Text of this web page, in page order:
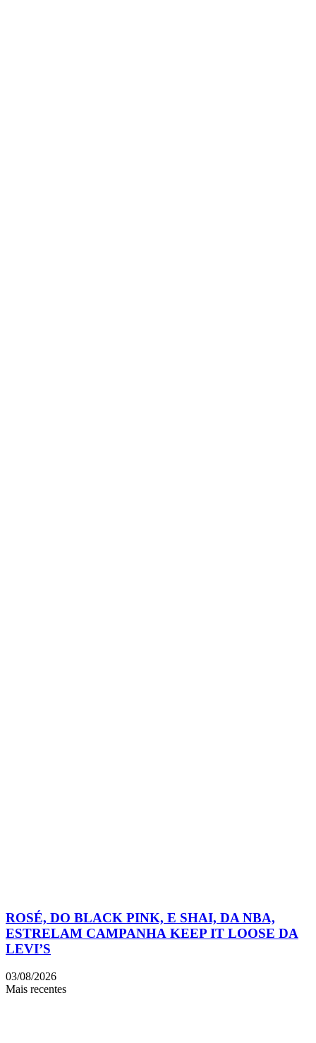
ROSÉ, DO BLACK PINK, E SHAI, DA NBA,
ESTRELAM CAMPANHA KEEP IT LOOSE DA
LEVI’S
03/08/2026
Mais recentes